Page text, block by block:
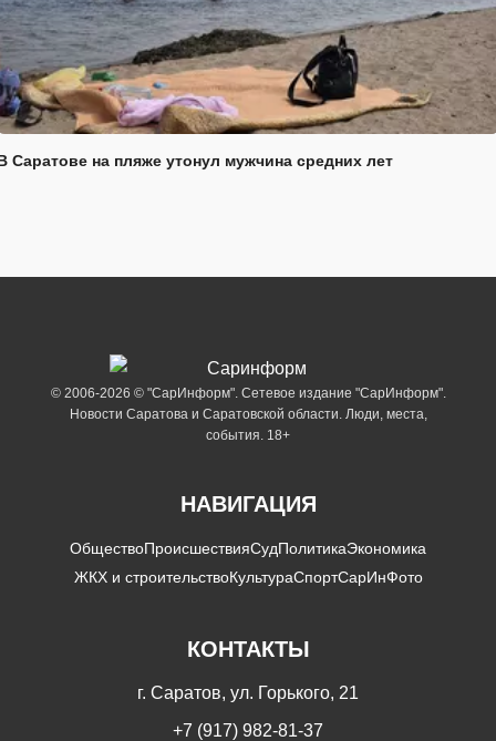
Саратове на пляже утонул мужчина средних лет
© 2006-2026 © "СарИнформ". Сетевое издание "СарИнформ".
Новости Саратова и Саратовской области. Люди, места,
события. 18+
НАВИГАЦИЯ
ОбществоПроисшествияСудПолитикаЭкономика
ЖКХ и строительствоКультураСпортСарИнФото
КОНТАКТЫ
г. Саратов, ул. Горького, 21
+7 (917) 982-81-37